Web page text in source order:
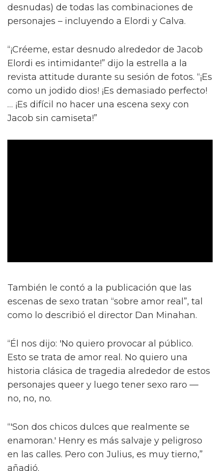
desnudas) de todas las combinaciones de
personajes – incluyendo a Elordi y Calva.
“¡Créeme, estar desnudo alrededor de Jacob
Elordi es intimidante!” dijo la estrella a la
revista attitude durante su sesión de fotos. “¡Es
como un jodido dios! ¡Es demasiado perfecto!
… ¡Es difícil no hacer una escena sexy con
Jacob sin camiseta!”
También le contó a la publicación que las
escenas de sexo tratan “sobre amor real”, tal
como lo describió el director Dan Minahan.
“Él nos dijo: 'No quiero provocar al público.
Esto se trata de amor real. No quiero una
historia clásica de tragedia alrededor de estos
personajes queer y luego tener sexo raro —
no, no, no.
“'Son dos chicos dulces que realmente se
enamoran.' Henry es más salvaje y peligroso
en las calles. Pero con Julius, es muy tierno,”
añadió.